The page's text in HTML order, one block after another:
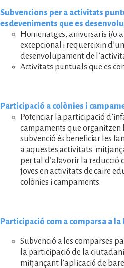
Subvencions per a activitats
esdeveniments que es
Homenatges, aniversaris i/o
excepcional i requereixin
desenvolupament de
Activitats puntuals que es
Participació a colònies i
Potenciar la participació
campaments que organitzen
subvenció és beneficiar les
a aquestes activitats,
per tal d’afavorir la reducció
joves en activitats de caire
colònies i campaments.
Participació com a comparsa a la
Subvenció a les comparses
la participació de la
mitjançant l’aplicació de